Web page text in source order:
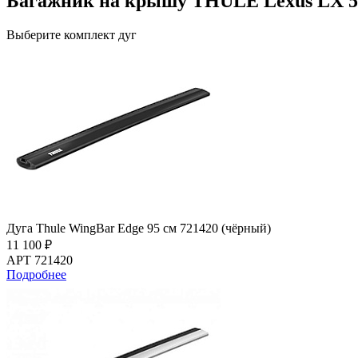
Выберите комплект дуг
Дуга Thule WingBar Edge 95 см 721420 (чёрный)
11 100 ₽
АРТ 721420
Подробнее